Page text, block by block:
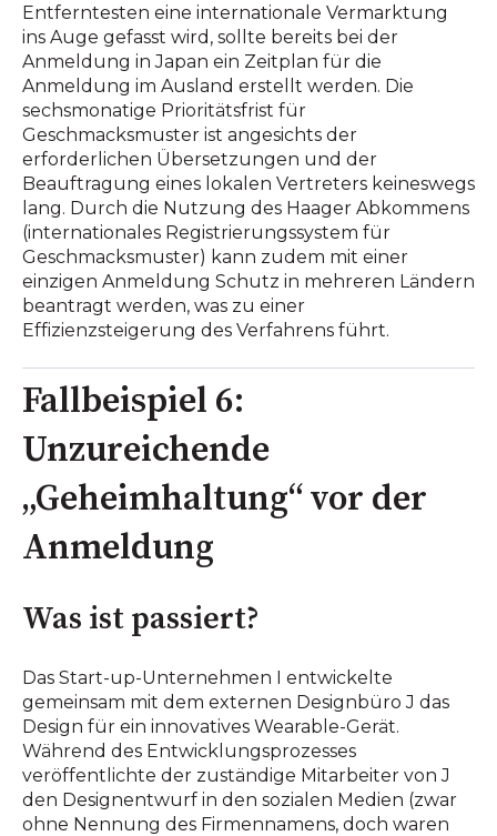
Entferntesten eine internationale Vermarktung
ins Auge gefasst wird, sollte bereits bei der
Anmeldung in Japan ein Zeitplan für die
Anmeldung im Ausland erstellt werden. Die
sechsmonatige Prioritätsfrist für
Geschmacksmuster ist angesichts der
erforderlichen Übersetzungen und der
Beauftragung eines lokalen Vertreters keineswegs
lang. Durch die Nutzung des Haager Abkommens
(internationales Registrierungssystem für
Geschmacksmuster) kann zudem mit einer
einzigen Anmeldung Schutz in mehreren Ländern
beantragt werden, was zu einer
Effizienzsteigerung des Verfahrens führt.
Fallbeispiel 6:
Unzureichende
„Geheimhaltung“ vor der
Anmeldung
Was ist passiert?
Das Start-up-Unternehmen I entwickelte
gemeinsam mit dem externen Designbüro J das
Design für ein innovatives Wearable-Gerät.
Während des Entwicklungsprozesses
veröffentlichte der zuständige Mitarbeiter von J
den Designentwurf in den sozialen Medien (zwar
ohne Nennung des Firmennamens, doch waren